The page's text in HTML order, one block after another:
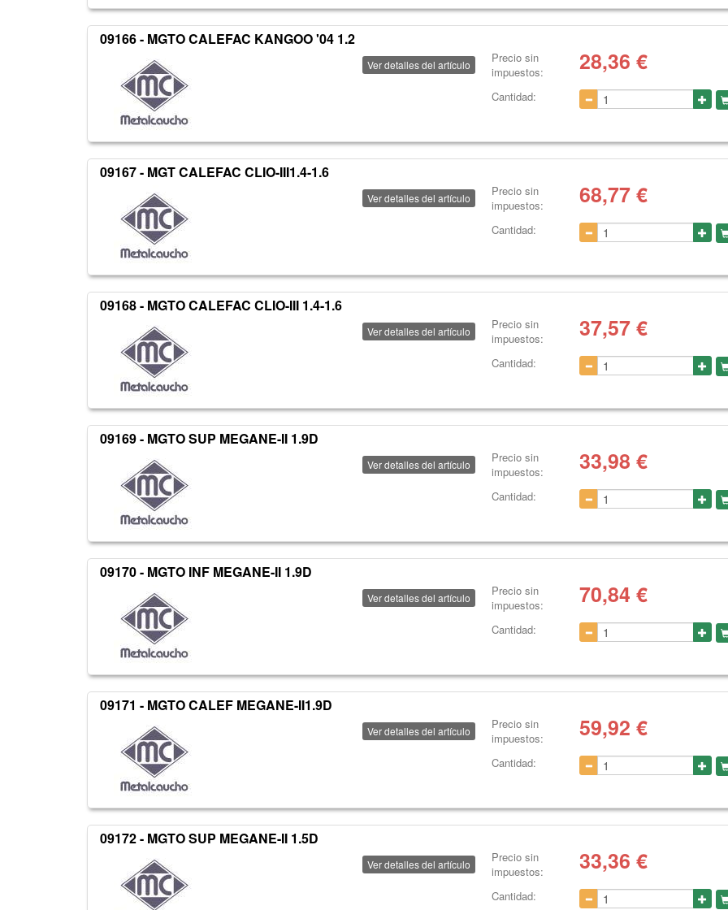
09166 - MGTO CALEFAC KANGOO '04 1.2
Ver detalles del artículo
Precio sin
impuestos:
28,36 €
Cantidad:
09167 - MGT CALEFAC CLIO-III1.4-1.6
Ver detalles del artículo
Precio sin
impuestos:
68,77€
Cantidad:
09168 - MGTO CALEFAC CLIO-III 1.4-1.6
Ver detalles del artículo
Precio sin
impuestos:
37,57€
Cantidad:
09169 - MGTO SUP MEGANE-II 1.9D
Ver detalles del artículo
Precio sin
impuestos:
33,98 €
Cantidad:
09170 - MGTO INF MEGANE-II 1.9D
Ver detalles del artículo
Precio sin
impuestos:
70,84 €
Cantidad:
09171 - MGTO CALEF MEGANE-II1.9D
Ver detalles del artículo
Precio sin
impuestos:
59,92 €
Cantidad:
09172 - MGTO SUP MEGANE-II 1.5D
Ver detalles del artículo
Precio sin
impuestos:
33,36 €
Cantidad: